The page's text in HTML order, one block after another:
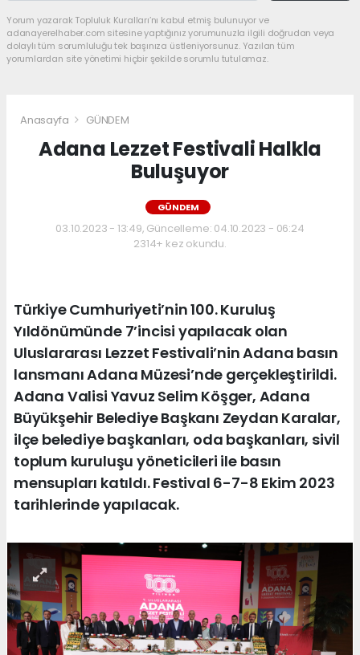
Yorum yazarak Topluluk Kuralları’nı kabul etmiş bulunuyor ve
adanayerelhaber.com sitesine yaptığınız yorumunuzla ilgili doğrudan veya
dolaylı tüm sorumluluğu tek başınıza üstleniyorsunuz. Yazılan tüm
yorumlardan site yönetimi hiçbir şekilde sorumlu tutulamaz.
Anasayfa GÜNDEM
Adana Lezzet Festivali Halkla
Buluşuyor
GÜNDEM
03.10.2023 - 13:49, Güncelleme: 04.10.2023 - 06:24
2314+ kez okundu.
Türkiye Cumhuriyeti’nin 100. Kuruluş
Yıldönümünde 7’incisi yapılacak olan
Uluslararası Lezzet Festivali’nin Adana basın
lansmanı Adana Müzesi’nde gerçekleştirildi.
Adana Valisi Yavuz Selim Köşger, Adana
Büyükşehir Belediye Başkanı Zeydan Karalar,
ilçe belediye başkanları, oda başkanları, sivil
toplum kuruluşu yöneticileri ile basın
mensupları katıldı. Festival 6-7-8 Ekim 2023
tarihlerinde yapılacak.